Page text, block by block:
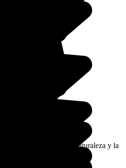
cálido y húmedo: así es la
por sus calles, donde naturaleza y la
es pura felicidad.